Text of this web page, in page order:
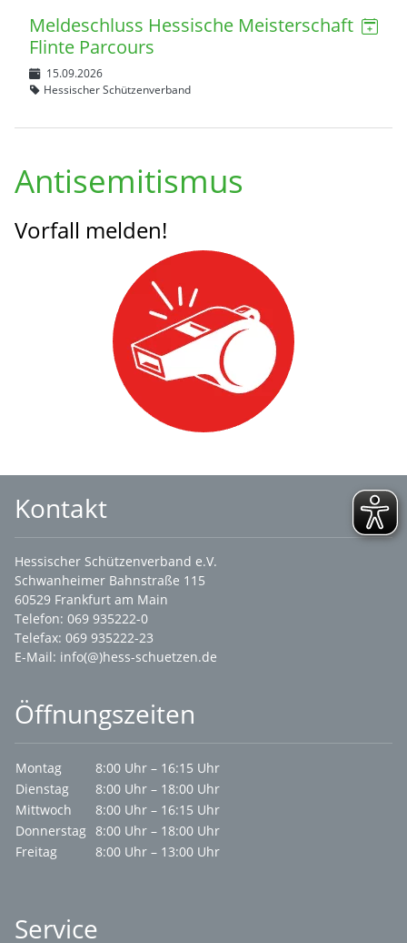
Meldeschluss Hessische Meisterschaft
Flinte Parcours
15.09.2026
Hessischer Schützenverband
Antisemitismus
Vorfall melden!
Kontakt
Hessischer Schützenverband e.V.
Schwanheimer Bahnstraße 115
60529 Frankfurt am Main
Telefon: 069 935222-0
Telefax: 069 935222-23
E-Mail: info(@)hess-schuetzen.de
Öffnungszeiten
Montag
8:00 Uhr – 16:15 Uhr
Dienstag
8:00 Uhr – 18:00 Uhr
Mittwoch
8:00 Uhr – 16:15 Uhr
Donnerstag 8:00 Uhr – 18:00 Uhr
Freitag
8:00 Uhr – 13:00 Uhr
Service